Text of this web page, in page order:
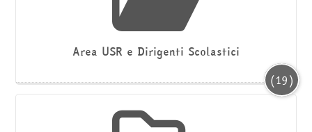
Area USR e Dirigenti Scolastici
(19)